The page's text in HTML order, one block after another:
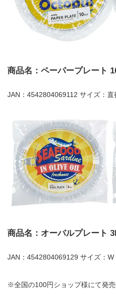
商品名：ペーパープレート
JAN：4542804069112 サイズ：
商品名：オーバルプレート
JAN：4542804069129 サイズ：
※全国の100円ショップ様にて発売